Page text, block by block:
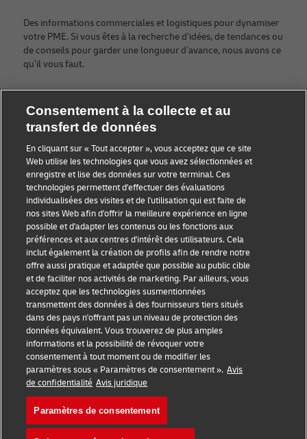
Des informations commerciales et logistiques pour dynamiser
votre PME. Si vous êtes à la recherche d’idées, de tendances ou
de conseils pour garder une longueur d’avance, nous avons ce
qu’il vous faut.
Rejoignez la communauté Discover dès aujourd’hui.
Catégories
Conseils aux petites
entreprises
Conseils e-commerce
Conseils B2B
Conseils logistiques
Actualités et
perspectives
Expédition avec DHL
Compagnie
À propos de DHL
Contact
Centre de presse
Durabilité
Mentions légales
Conditions d’utilisation
Avis de confidentialité
Cookie Settings
Suivez-nous
Consentement à la collecte et au
transfert de données
En cliquant sur « Tout accepter », vous acceptez que ce site
Web utilise les technologies que vous avez sélectionnées et
enregistre et lise des données sur votre terminal. Ces
technologies permettent d'effectuer des évaluations
individualisées des visites et de l'utilisation qui est faite de
nos sites Web afin d'offrir la meilleure expérience en ligne
possible et d'adapter les contenus ou les fonctions aux
préférences et aux centres d'intérêt des utilisateurs. Cela
inclut également la création de profils afin de rendre notre
offre aussi pratique et adaptée que possible au public cible
et de faciliter nos activités de marketing. Par ailleurs, vous
acceptez que les technologies susmentionnées
transmettent des données à des fournisseurs tiers situés
dans des pays n'offrant pas un niveau de protection des
données équivalent. Vous trouverez de plus amples
informations et la possibilité de révoquer votre
consentement à tout moment ou de modifier les
paramètres sous « Paramètres de consentement ». Avis
de confidentialité Avis juridique
Paramètres de consentement